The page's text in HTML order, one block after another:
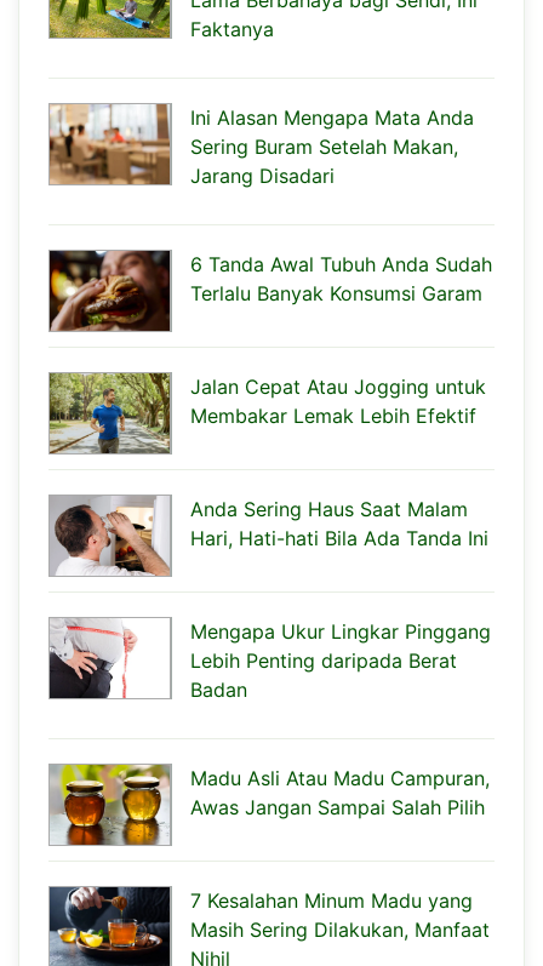
Faktanya
Ini Alasan Mengapa Mata Anda
Sering Buram Setelah Makan,
Jarang Disadari
6 Tanda Awal Tubuh Anda Sudah
Terlalu Banyak Konsumsi Garam
Jalan Cepat Atau Jogging untuk
Membakar Lemak Lebih Efektif
Anda Sering Haus Saat Malam
Hari, Hati-hati Bila Ada Tanda Ini
Mengapa Ukur Lingkar Pinggang
Lebih Penting daripada Berat
Badan
Madu Asli Atau Madu Campuran,
Awas Jangan Sampai Salah Pilih
7 Kesalahan Minum Madu yang
Masih Sering Dilakukan, Manfaat
Nihil